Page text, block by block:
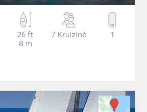
26 ft
8 m
7 Kruizinė 1